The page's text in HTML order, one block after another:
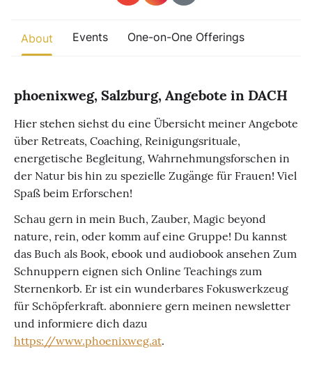
growth are actively unfolding.
About Events One-on-One Offerings
phoenixweg, Salzburg, Angebote in DACH
Hier stehen siehst du eine Übersicht meiner Angebote
über Retreats, Coaching, Reinigungsrituale,
energetische Begleitung, Wahrnehmungsforschen in
der Natur bis hin zu spezielle Zugänge für Frauen! Viel
Spaß beim Erforschen!
Schau gern in mein Buch, Zauber, Magic beyond
nature, rein, oder komm auf eine Gruppe! Du kannst
das Buch als Book, ebook und audiobook ansehen Zum
Schnuppern eignen sich Online Teachings zum
Sternenkorb. Er ist ein wunderbares Fokuswerkzeug
für Schöpferkraft. abonniere gern meinen newsletter
und informiere dich dazu
https://www.phoenixweg.at.